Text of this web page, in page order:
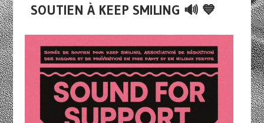
SOUTIEN À KEEP SMILING 🔊 💙